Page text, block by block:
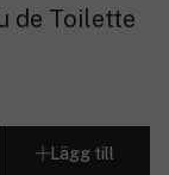
de Toilette
Lägg till